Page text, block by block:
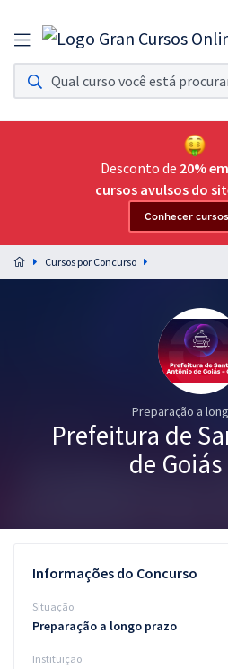
Assinatura Ilimitada 11
Acesso a todos os cursos. Teste grátis por 7
Assinatura OAB Até Passar
Acesso ilimitado a toda preparação para o
Preparação completa e intensiva para as
residências em saúde do Brasil
Conteúdo gratuito
Blog
Desconto de 20%
cursos avulsos do
Conhecer cursos
Cursos por Concurso
Preparação a
Prefeitura de
de Goiás
Informações do Concurso
Situação
Preparação a longo prazo
Instituição